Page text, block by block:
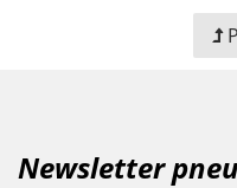
Newsletter